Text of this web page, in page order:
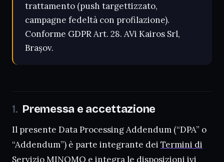
trattamento (push targettizzato,
campagne fedeltà con profilazione).
Conforme GDPR Art. 28. AVi Kairos Srl,
Brașov.
Premessa e accettazione
Il presente Data Processing Addendum (“DPA” o
“Addendum”) è parte integrante dei Termini di
Servizio MINOMO e integra le disposizioni ivi